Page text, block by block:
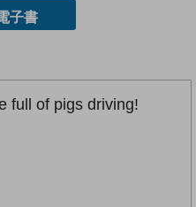
子書
full of pigs driving!